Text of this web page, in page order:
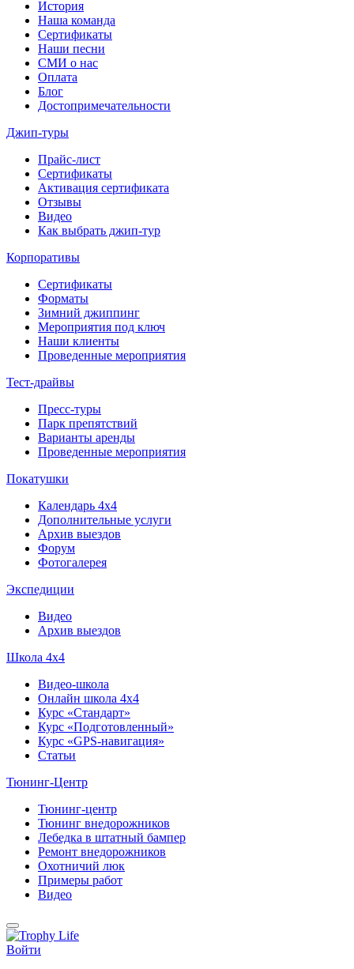
История
Наша команда
Сертификаты
Наши песни
СМИ о нас
Оплата
Блог
Достопримечательности
Джип-туры
Прайс-лист
Сертификаты
Активация сертификата
Отзывы
Видео
Как выбрать джип-тур
Корпоративы
Сертификаты
Форматы
Зимний джиппинг
Мероприятия под ключ
Наши клиенты
Проведенные мероприятия
Тест-драйвы
Пресс-туры
Парк препятствий
Варианты аренды
Проведенные мероприятия
Покатушки
Календарь 4х4
Дополнительные услуги
Архив выездов
Форум
Фотогалерея
Экспедиции
Видео
Архив выездов
Школа 4х4
Видео-школа
Онлайн школа 4х4
Курс «Стандарт»
Курс «Подготовленный»
Курс «GPS-навигация»
Статьи
Тюнинг-Центр
Тюнинг-центр
Тюнинг внедорожников
Лебедка в штатный бампер
Ремонт внедорожников
Охотничий люк
Примеры работ
Видео
Войти